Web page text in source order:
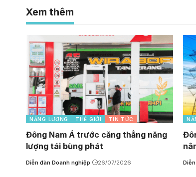
Xem thêm
NĂNG LƯỢNG THẾ GIỚI TIN TỨC
Đông Nam Á trước căng thẳng năng
lượng tái bùng phát
Diễn đàn Doanh nghiệp 26/07/2026